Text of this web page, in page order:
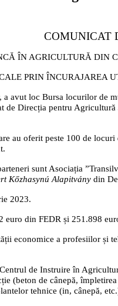
COMUNICAT
ÎN AGRICULTURĂ DIN
PRIN ÎNCURAJAREA
avut loc Bursa locurilor de
de Direcția pentru
au oferit peste 100 de
sunt Asociația
Kőzhasynú Alapitvány din
2023.
din FEDR și 251.898
economice a profesiilor și
de Instruire în
(beton de cânepă,
tehnice (in, cânepă,